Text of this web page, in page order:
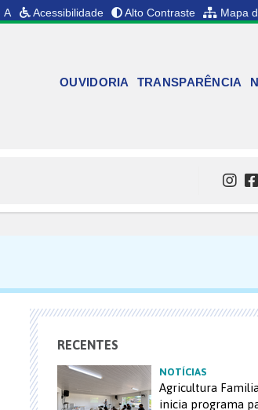
A Acessibilidade Alto Contraste Mapa
OUVIDORIA TRANSPARÊNCIA
RECENTES
NOTÍCIAS
Agricultura
inicia programa